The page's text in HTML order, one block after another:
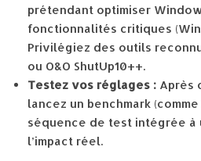
prétendant optimiser
fonctionnalités critiques
Privilégiez des outils
ou O&O ShutUp10++.
Testez vos réglages : Après
lancez un benchmark
séquence de test intégrée à
l’impact réel.